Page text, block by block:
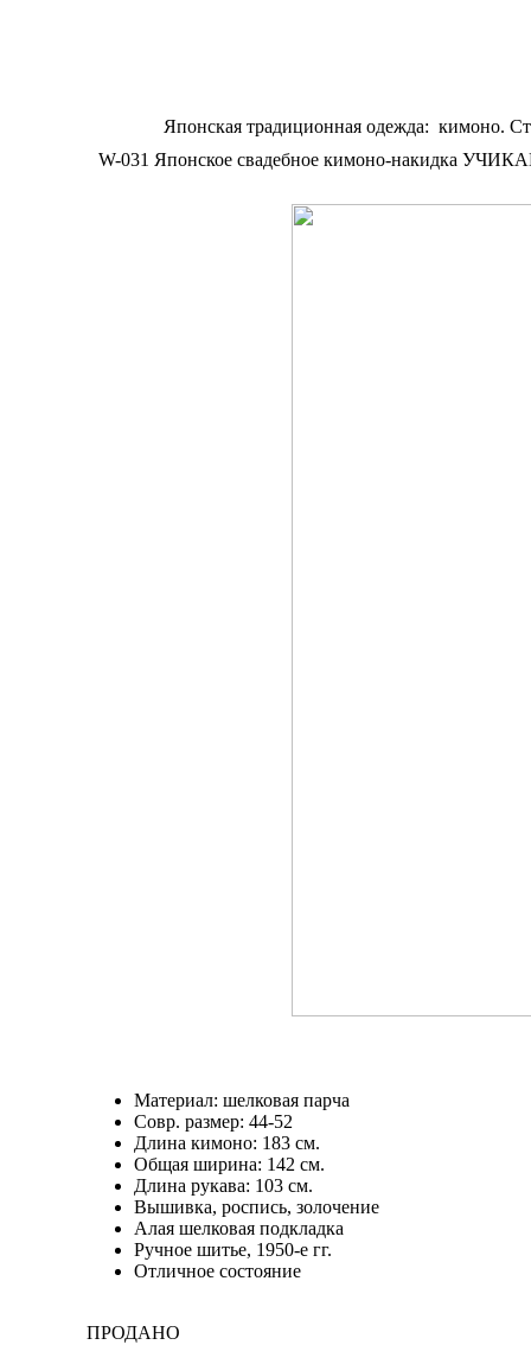
Японская традиционная одежда: кимоно.
W-031 Японское свадебное кимоно-накидка
Материал: шелковая парча
Совр. размер: 44-52
Длина кимоно: 183 см.
Общая ширина: 142 см.
Длина рукава: 103 см.
Вышивка, роспись, золочение
Алая шелковая подкладка
Ручное шитье, 1950-е гг.
Отличное состояние
ПРОДАНО